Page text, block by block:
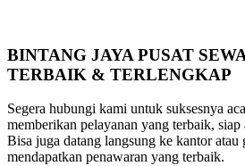
BINTANG JAYA PUSAT
TERBAIK & TERLENGKAP
Segera hubungi kami untuk suksesnya
memberikan pelayanan yang terbaik, siap
Bisa juga datang langsung ke kantor
mendapatkan penawaran yang terbaik.